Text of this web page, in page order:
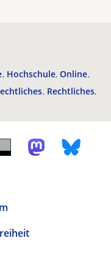
Hochschule Online
Rechtliches